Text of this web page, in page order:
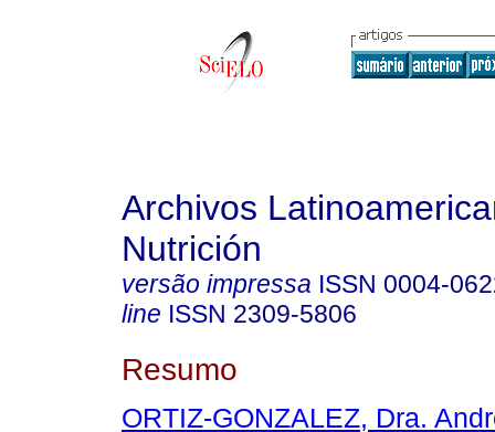
Archivos
Nutrición
versão impressa ISSN 0004-
line ISSN 2309-5806
Resumo
ORTIZ-GONZALEZ, Dra.